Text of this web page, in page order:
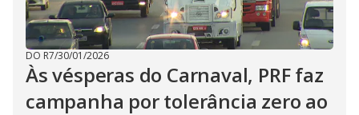
DO R7/30/01/2026
Às vésperas do Carnaval, PRF faz
campanha por tolerância zero ao